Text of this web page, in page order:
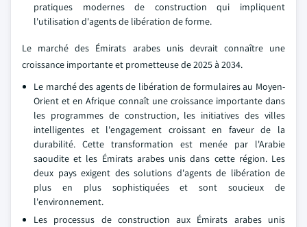
pratiques modernes de construction qui impliquent
l'utilisation d'agents de libération de forme.
Le marché des Émirats arabes unis devrait connaître une
croissance importante et prometteuse de 2025 à 2034.
Le marché des agents de libération de formulaires au Moyen-
Orient et en Afrique connaît une croissance importante dans
les programmes de construction, les initiatives des villes
intelligentes et l'engagement croissant en faveur de la
durabilité. Cette transformation est menée par l'Arabie
saoudite et les Émirats arabes unis dans cette région. Les
deux pays exigent des solutions d'agents de libération de
plus en plus sophistiquées et sont soucieux de
l'environnement.
Les processus de construction aux Émirats arabes unis